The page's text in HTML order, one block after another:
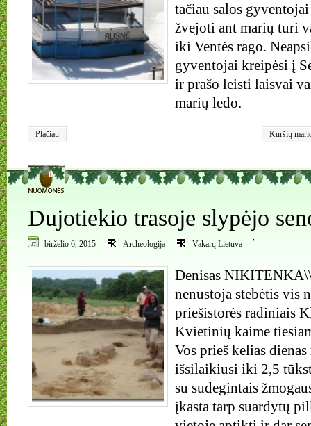
tačiau salos
žvejoti ant marių turi
iki Ventės rago.
gyventojai kreipėsi į
ir prašo leisti laisvai
marių ledo.
Plačiau Kuršių
0
Dujotiekio trasoje slypėjo
birželio 6, 2015 Archeologija
,
Vakarų Lietuva
Denisas
nenustoja stebėtis vis
priešistorės radiniais
Kvietinių kaime
Vos prieš kelias
išsilaikiusi iki 2,5
su sudegintais
įkasta tarp suardytų